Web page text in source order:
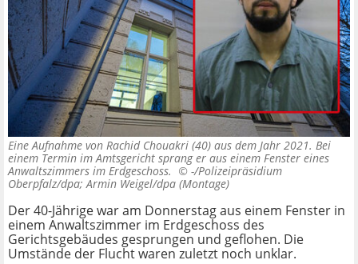
Eine Aufnahme von Rachid Chouakri (40) aus dem Jahr 2021. Bei
einem Termin im Amtsgericht sprang er aus einem Fenster eines
Anwaltszimmers im Erdgeschoss. © -/Polizeipräsidium
Oberpfalz/dpa; Armin Weigel/dpa (Montage)
Der 40-Jährige war am Donnerstag aus einem Fenster in
einem Anwaltszimmer im Erdgeschoss des
Gerichtsgebäudes gesprungen und geflohen. Die
Umstände der Flucht waren zuletzt noch unklar.